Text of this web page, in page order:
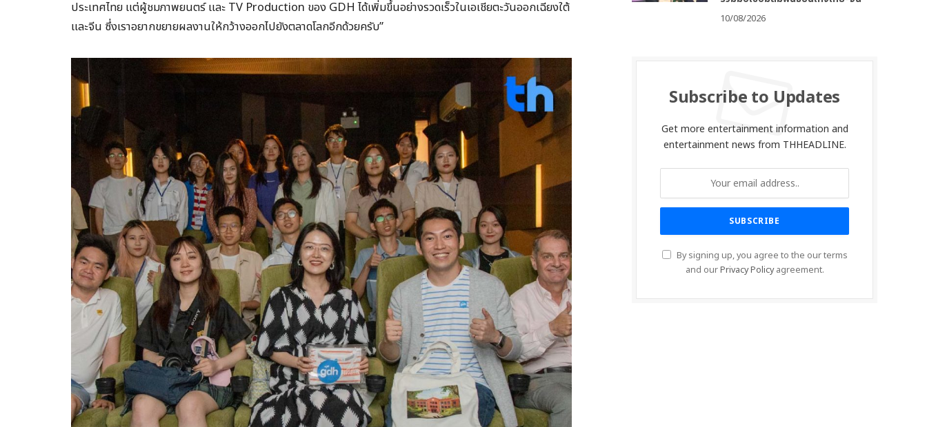
ประเทศไทย แต่ผู้ชมภาพยนตร์ และ TV Production ของ GDH ได้เพิ่มขึ้นอย่างรวดเร็วในเอเชียตะวันออกเฉียงใต้
และจีน ซึ่งเราอยากขยายผลงานให้กว้างออกไปยังตลาดโลกอีกด้วยครับ”
10/08/2026
Subscribe to Updates
Get more entertainment information and
entertainment news from THHEADLINE.
By signing up, you agree to the our terms
and ourPrivacy Policyagreement.